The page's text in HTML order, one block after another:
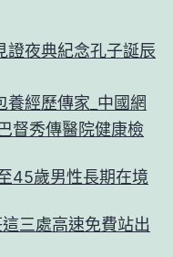
證夜典紀念孔子誕辰
經歷傳家_中國網
督秀傳醫院健康檢
45歲男性長期在境
三處高速免費站出